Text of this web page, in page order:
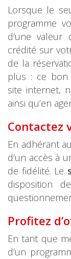
Lorsque le
programme
d’une valeur
crédité sur
de la
plus : ce bon
site internet,
ainsi qu’en
Contactez
En adhérant au
d’un accès à
de fidélité. Le
disposition
Profitez
En tant que
d’un